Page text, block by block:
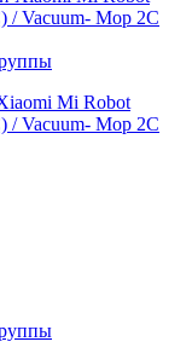
Mi Robot
/ Vacuum- Mop 2C